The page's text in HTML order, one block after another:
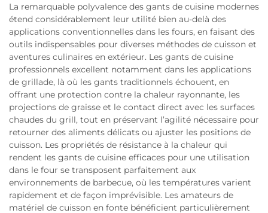
La remarquable polyvalence des gants de cuisine modernes
étend considérablement leur utilité bien au-delà des
applications conventionnelles dans les fours, en faisant des
outils indispensables pour diverses méthodes de cuisson et
aventures culinaires en extérieur. Les gants de cuisine
professionnels excellent notamment dans les applications
de grillade, là où les gants traditionnels échouent, en
offrant une protection contre la chaleur rayonnante, les
projections de graisse et le contact direct avec les surfaces
chaudes du grill, tout en préservant l’agilité nécessaire pour
retourner des aliments délicats ou ajuster les positions de
cuisson. Les propriétés de résistance à la chaleur qui
rendent les gants de cuisine efficaces pour une utilisation
dans le four se transposent parfaitement aux
environnements de barbecue, où les températures varient
rapidement et de façon imprévisible. Les amateurs de
matériel de cuisson en fonte bénéficient particulièrement